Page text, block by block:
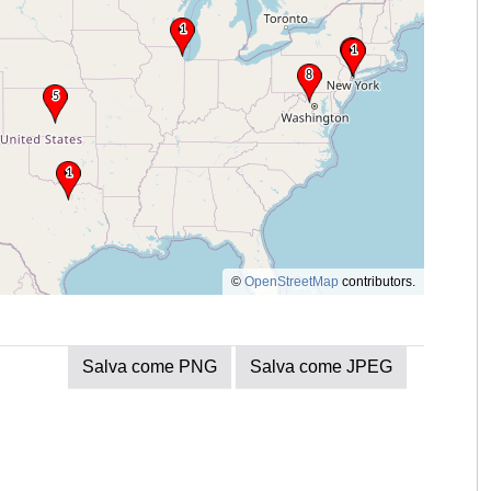
© OpenStreetMap contributors.
Salva come PNG Salva come JPEG